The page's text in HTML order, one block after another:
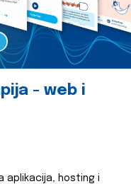
- web i
aplikacija, hosting i